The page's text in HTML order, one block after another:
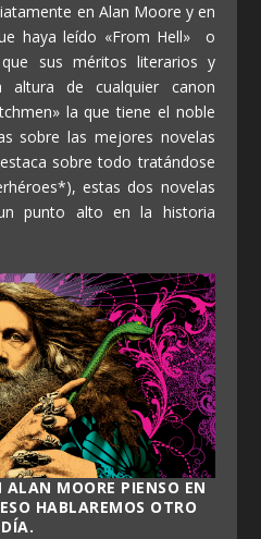
en Alan Moore y en
haya leído «From Hell» o
sus méritos literarios y
de cualquier canon
la que tiene el noble
sobre las mejores novelas
sobre todo tratándose
estas dos novelas
punto alto en la historia
ALAN MOORE PIENSO EN
HABLAREMOS OTRO
DÍA.